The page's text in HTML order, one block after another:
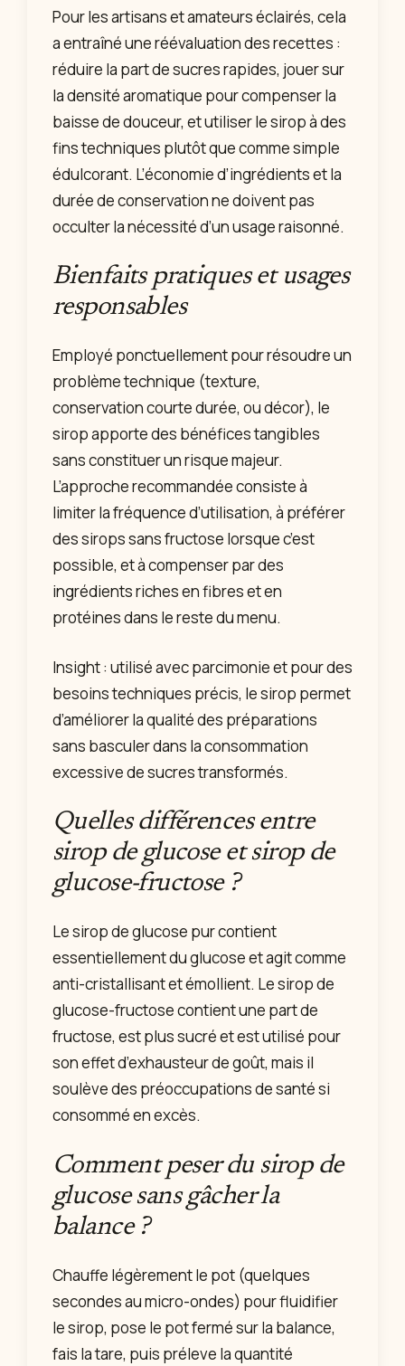
Pour les artisans et amateurs éclairés, cela
a entraîné une réévaluation des recettes :
réduire la part de sucres rapides, jouer sur
la densité aromatique pour compenser la
baisse de douceur, et utiliser le sirop à des
fins techniques plutôt que comme simple
édulcorant. L’économie d’ingrédients et la
durée de conservation ne doivent pas
occulter la nécessité d’un usage raisonné.
Bienfaits pratiques et usages
responsables
Employé ponctuellement pour résoudre un
problème technique (texture,
conservation courte durée, ou décor), le
sirop apporte des bénéfices tangibles
sans constituer un risque majeur.
L’approche recommandée consiste à
limiter la fréquence d’utilisation, à préférer
des sirops sans fructose lorsque c’est
possible, et à compenser par des
ingrédients riches en fibres et en
protéines dans le reste du menu.
Insight : utilisé avec parcimonie et pour des
besoins techniques précis, le sirop permet
d’améliorer la qualité des préparations
sans basculer dans la consommation
excessive de sucres transformés.
Quelles différences entre
sirop de glucose et sirop de
glucose-fructose ?
Le sirop de glucose pur contient
essentiellement du glucose et agit comme
anti-cristallisant et émollient. Le sirop de
glucose-fructose contient une part de
fructose, est plus sucré et est utilisé pour
son effet d’exhausteur de goût, mais il
soulève des préoccupations de santé si
consommé en excès.
Comment peser du sirop de
glucose sans gâcher la
balance ?
Chauffe légèrement le pot (quelques
secondes au micro-ondes) pour fluidifier
le sirop, pose le pot fermé sur la balance,
fais la tare, puis préleve la quantité